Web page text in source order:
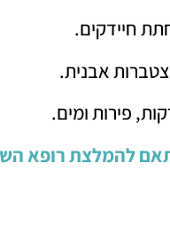
חיידקים.
אבנית.
פירות ומים.
להמלצת רופא